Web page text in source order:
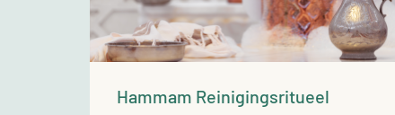
Hammam Reinigingsritueel